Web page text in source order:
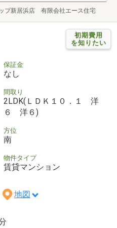
プ新居浜店 有限会社エース住宅
初期費用
を知りたい
保証金
なし
間取り
2LDK(ＬＤＫ１０．１ 洋
６ 洋６)
方位
南
物件タイプ
賃貸マンション
地図